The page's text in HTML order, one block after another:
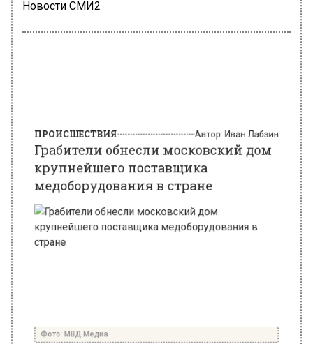
Новости СМИ2
медоборудования в стране
5 сентября 2023, 09:55